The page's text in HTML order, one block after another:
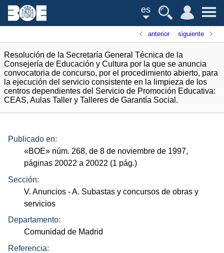
es
anterior siguiente
Resolución de la Secretaría General Técnica de la
Consejería de Educación y Cultura por la que se anuncia
convocatoria de concurso, por el procedimiento abierto, para
la ejecución del servicio consistente en la limpieza de los
centros dependientes del Servicio de Promoción Educativa:
CEAS, Aulas Taller y Talleres de Garantía Social.
Publicado en:
«BOE» núm. 268, de 8 de noviembre de 1997,
páginas 20022 a 20022 (1 pág.)
Sección:
V. Anuncios - A. Subastas y concursos de obras y
servicios
Departamento:
Comunidad de Madrid
Referencia: